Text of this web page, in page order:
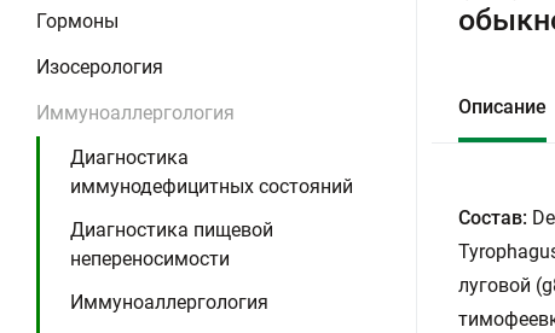
Гормоны
Изосерология
Иммуноаллергология
Диагностика
иммунодефицитных состояний
Диагностика пищевой
непереносимости
Иммуноаллергология
Описание
Состав:
луговой